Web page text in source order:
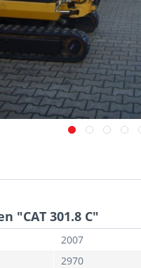
"CAT 301.8 C"
2007
2970